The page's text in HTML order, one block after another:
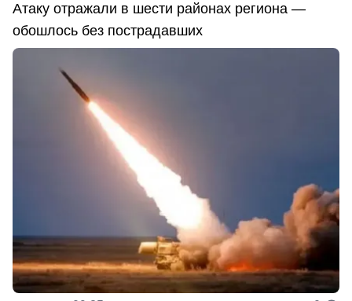
Атаку отражали в шести районах региона —
обошлось без пострадавших